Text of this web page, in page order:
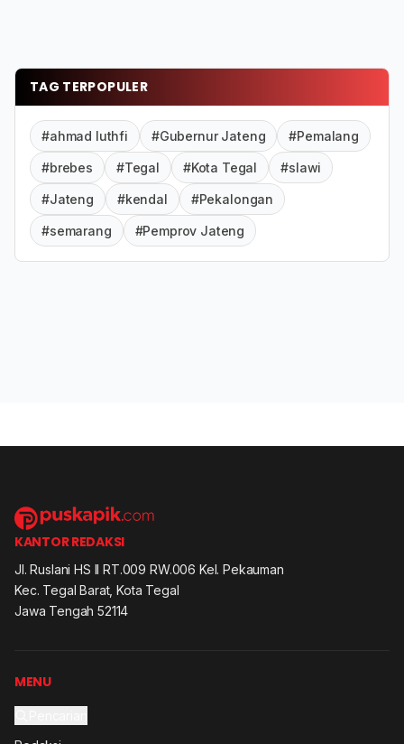
TAG TERPOPULER
#ahmad luthfi #Gubernur Jateng #Pemalang
#brebes #Tegal #Kota Tegal #slawi
#Jateng #kendal #Pekalongan
#semarang #Pemprov Jateng
KANTOR REDAKSI
Jl. Ruslani HS II RT.009 RW.006 Kel. Pekauman
Kec. Tegal Barat, Kota Tegal
Jawa Tengah 52114
MENU